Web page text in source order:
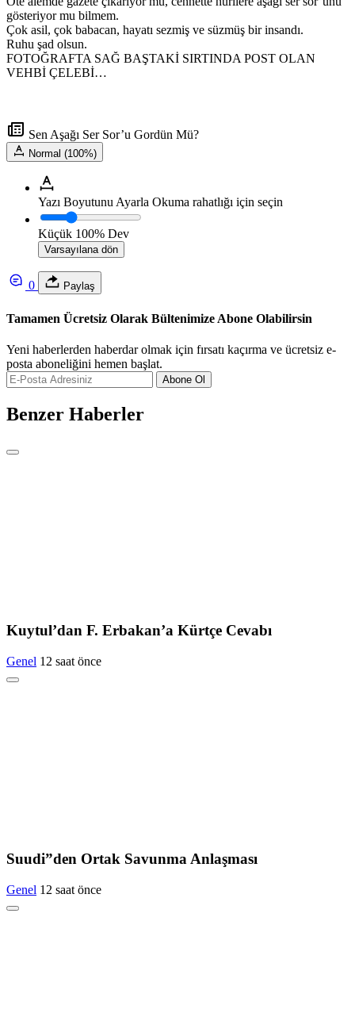
gösteriyor mu bilmem.
Çok asil, çok babacan, hayatı sezmiş ve süzmüş bir insandı.
Ruhu şad olsun.
FOTOĞRAFTA SAĞ BAŞTAKİ SIRTINDA POST OLAN
VEHBİ ÇELEBİ…
Sen Aşağı Ser Sor’u Gordün Mü?
Normal (100%)
Yazı Boyutunu Ayarla Okuma rahatlığı için seçin
Küçük 100% Dev
Varsayılana dön
0 Paylaş
Tamamen Ücretsiz Olarak Bültenimize Abone Olabilirsin
Yeni haberlerden haberdar olmak için fırsatı kaçırma ve ücretsiz e-
posta aboneliğini hemen başlat.
Abone Ol
Benzer Haberler
Kuytul’dan F. Erbakan’a Kürtçe Cevabı
Genel 12 saat önce
Suudi”den Ortak Savunma Anlaşması
Genel 12 saat önce